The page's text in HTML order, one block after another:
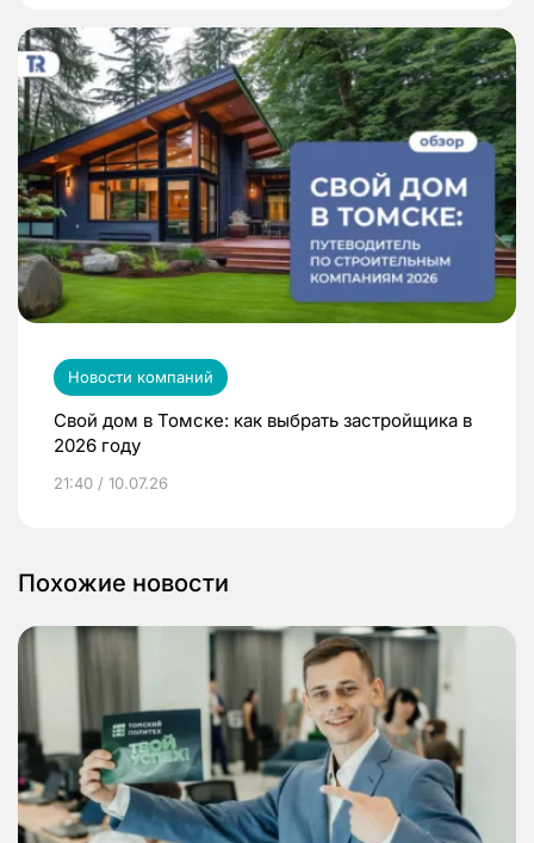
Новости компаний
Свой дом в Томске: как выбрать застройщика в
2026 году
21:40 / 10.07.26
Похожие новости